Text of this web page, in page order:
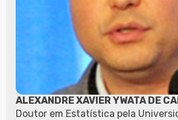
ALEXANDRE XAVIER YWATA DE
Doutor em Estatística pela